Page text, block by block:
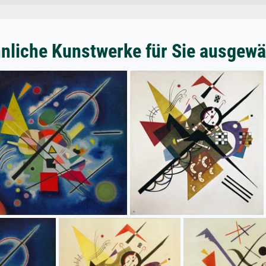
Kunstwerke für Sie